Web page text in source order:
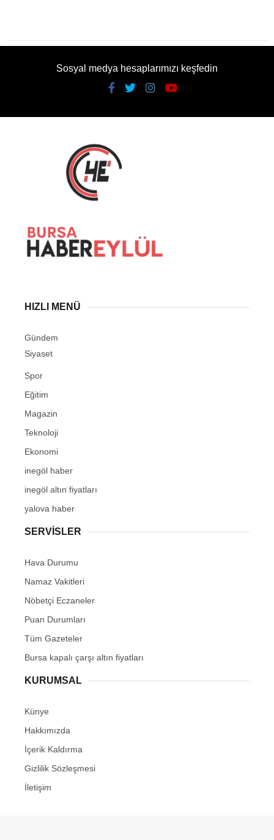
Sosyal medya hesaplarımızı keşfedin
HIZLI MENÜ
Gündem
Siyaset
Spor
Eğitim
Magazin
Teknoloji
Ekonomi
inegöl haber
inegöl altın fiyatları
yalova haber
SERVİSLER
Hava Durumu
Namaz Vakitleri
Nöbetçi Eczaneler
Puan Durumları
Tüm Gazeteler
Bursa kapalı çarşı altın fiyatları
KURUMSAL
Künye
Hakkımızda
İçerik Kaldırma
Gizlilik Sözleşmesi
İletişim